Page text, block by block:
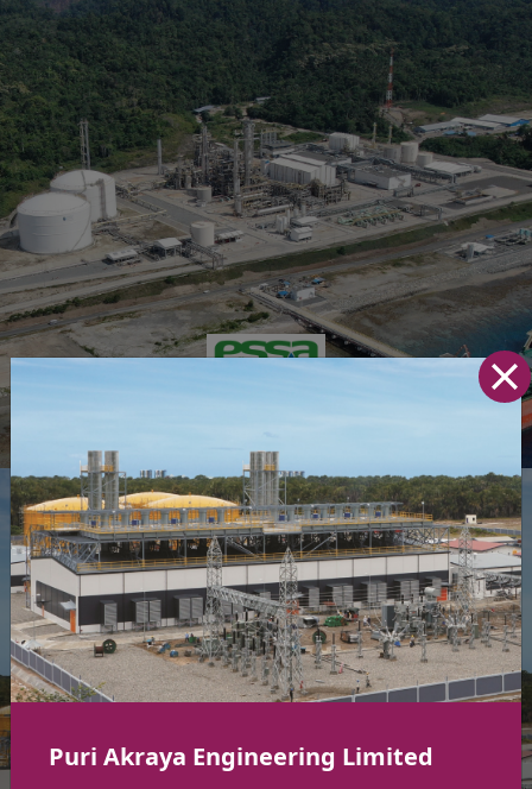
Puri Akraya Engineering Limited